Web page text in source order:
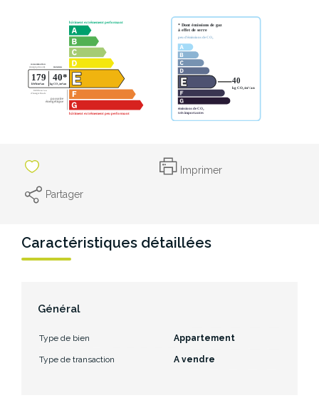
Imprimer
Partager
Caractéristiques détaillées
Général
Type de bien Appartement
Type de transaction A vendre